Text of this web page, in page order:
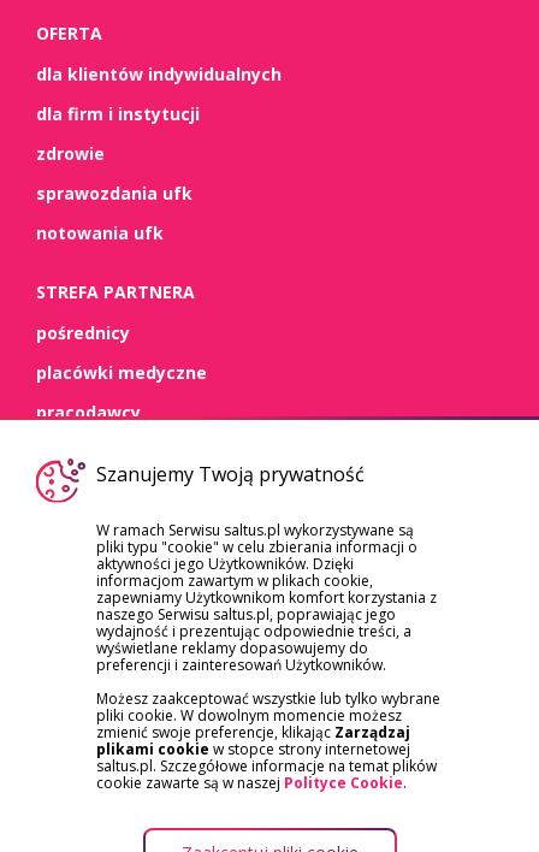
OFERTA
dla klientów indywidualnych
dla firm i instytucji
zdrowie
sprawozdania ufk
notowania ufk
STREFA PARTNERA
pośrednicy
placówki medyczne
pracodawcy
WSPARCIE
dokumenty
szkody/roszczenia
reklamacje
APLIKACJA SALTUS ZDROWIE
Szanujemy Twoją prywatność
W ramach Serwisu saltus.pl wykorzystywane są
pliki typu "cookie" w celu zbierania informacji o
aktywności jego Użytkowników. Dzięki
informacjom zawartym w plikach cookie,
zapewniamy Użytkownikom komfort korzystania z
naszego Serwisu saltus.pl, poprawiając jego
wydajność i prezentując odpowiednie treści, a
wyświetlane reklamy dopasowujemy do
preferencji i zainteresowań Użytkowników.
Możesz zaakceptować wszystkie lub tylko wybrane
pliki cookie. W dowolnym momencie możesz
zmienić swoje preferencje, klikając Zarządzaj
plikami cookie w stopce strony internetowej
saltus.pl. Szczegółowe informacje na temat plików
cookie zawarte są w naszej Polityce Cookie.